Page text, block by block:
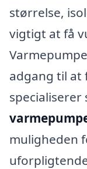
størrelse,
vigtigt at få
adgang til at
specialiserer
muligheden